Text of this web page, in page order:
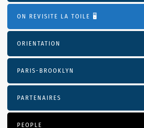
ON REVISITE LA TOILE 🖥️
ORIENTATION
PARIS-BROOKLYN
PARTENAIRES
PEOPLE